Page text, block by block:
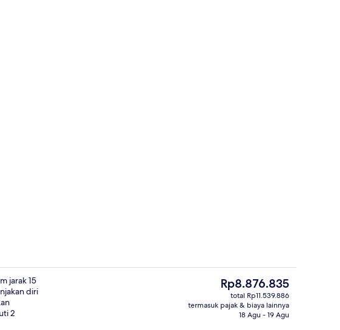
Eksterior
jarak 15
diri
2
Harga
saat
ini
Rp8.876.835
Rp8.876.835
total Rp11.539.886
termasuk pajak & biaya lainnya
18 Agu - 19 Agu